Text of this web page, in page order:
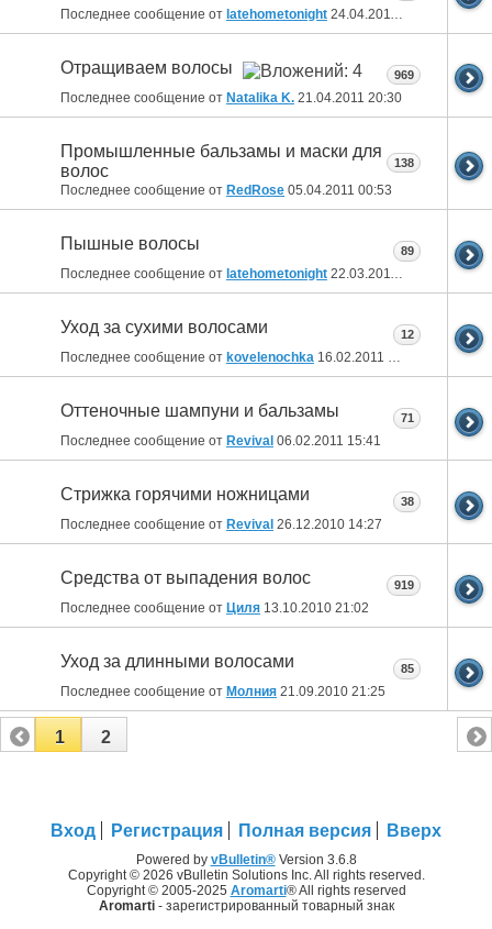
Последнее сообщение от latehometonight 24.04.2011 08:51
Отращиваем волосы
Последнее сообщение от Natalika K. 21.04.2011 20:30
969
Промышленные бальзамы и маски для
волос
Последнее сообщение от RedRose 05.04.2011 00:53
138
Пышные волосы
Последнее сообщение от latehometonight 22.03.2011 07:48
89
Уход за сухими волосами
Последнее сообщение от kovelenochka 16.02.2011 16:48
12
Оттеночные шампуни и бальзамы
Последнее сообщение от Revival 06.02.2011 15:41
71
Стрижка горячими ножницами
Последнее сообщение от Revival 26.12.2010 14:27
38
Средства от выпадения волос
Последнее сообщение от Циля 13.10.2010 21:02
919
Уход за длинными волосами
Последнее сообщение от Молния 21.09.2010 21:25
85
1 2
Вход Регистрация Полная версия Вверх
Powered by vBulletin®Version 3.6.8
Copyright © 2026 vBulletin Solutions Inc. All rights reserved.
Copyright © 2005-2025 Aromarti® All rights reserved
Aromarti- зарегистрированный товарный знак